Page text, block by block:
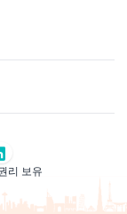
리 보유